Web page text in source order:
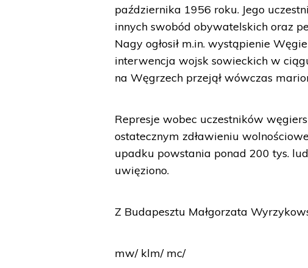
października 1956 roku. Jego
innych swobód obywatelskich oraz
Nagy ogłosił m.in. wystąpienie
interwencja wojsk sowieckich w
na Węgrzech przejął wówczas
Represje wobec uczestników
ostatecznym zdławieniu
upadku powstania ponad 200 tys.
uwięziono.
Z Budapesztu Małgorzata
mw/ klm/ mc/